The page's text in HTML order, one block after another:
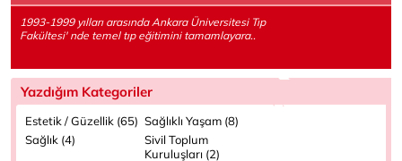
1993-1999 yılları arasında Ankara Üniversitesi Tıp
Fakültesi' nde temel tıp eğitimini tamamlayara..
Yazdığım Kategoriler
Estetik / Güzellik (65) Sağlıklı Yaşam (8)
Sağlık (4)
Sivil Toplum
Kuruluşları (2)